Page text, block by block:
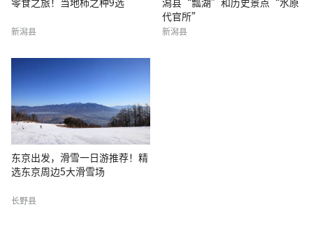
新潟县
代官所”
新潟县
东京出发，滑雪一日游推荐！精
选东京周边5大滑雪场
长野县